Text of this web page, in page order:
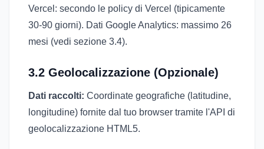
Vercel: secondo le policy di Vercel (tipicamente
30-90 giorni). Dati Google Analytics: massimo 26
mesi (vedi sezione 3.4).
3.2 Geolocalizzazione (Opzionale)
Dati raccolti: Coordinate geografiche (latitudine,
longitudine) fornite dal tuo browser tramite l'API di
geolocalizzazione HTML5.